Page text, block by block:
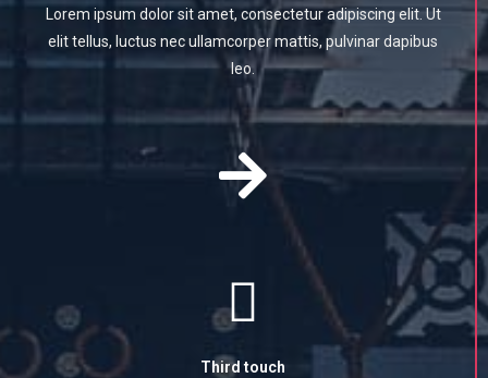
Lorem ipsum dolor sit amet, consectetur adipiscing elit. Ut
elit tellus, luctus nec ullamcorper mattis, pulvinar dapibus
leo.
Third touch